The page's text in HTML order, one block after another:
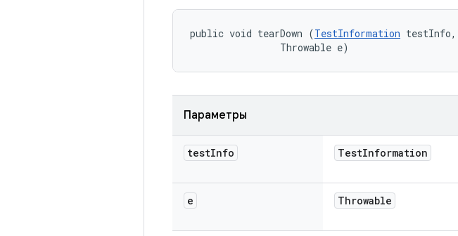
public void tearDown (TestInformation testInfo,
                Throwable e)
Параметры
testInfo TestInformation
e Throwable